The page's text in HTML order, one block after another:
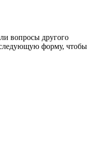
вопросы другого
следующую форму, чтобы